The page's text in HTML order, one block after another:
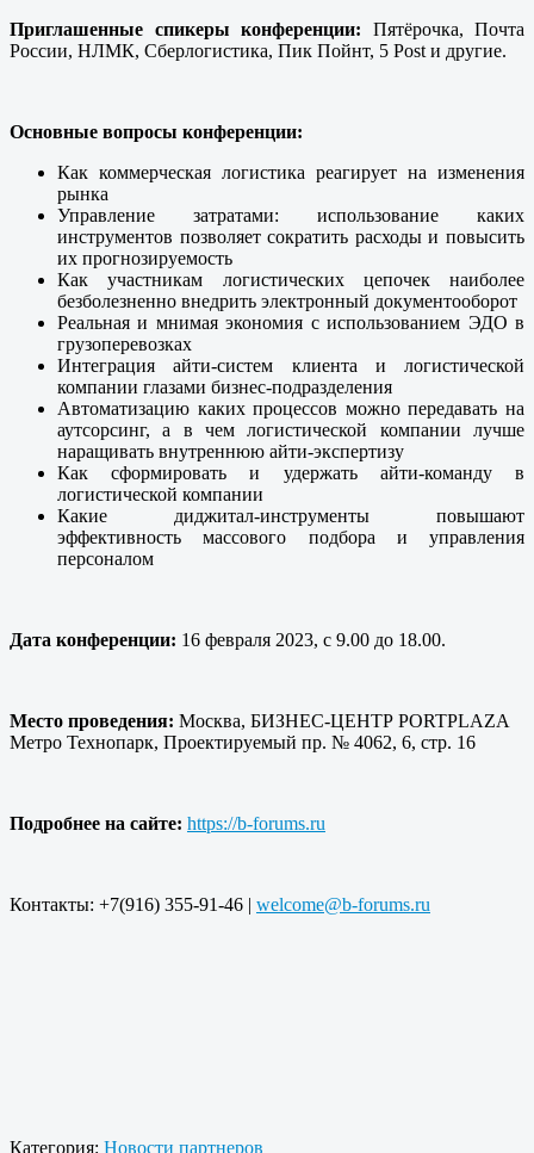
Приглашенные спикеры конференции: Пятёрочка, Почта
России, НЛМК, Сберлогистика, Пик Пойнт, 5 Post и другие.
Основные вопросы конференции:
Как коммерческая логистика реагирует на изменения
рынка
Управление затратами: использование каких
инструментов позволяет сократить расходы и повысить
их прогнозируемость
Как участникам логистических цепочек наиболее
безболезненно внедрить электронный документооборот
Реальная и мнимая экономия с использованием ЭДО в
грузоперевозках
Интеграция айти-систем клиента и логистической
компании глазами бизнес-подразделения
Автоматизацию каких процессов можно передавать на
аутсорсинг, а в чем логистической компании лучше
наращивать внутреннюю айти-экспертизу
Как сформировать и удержать айти-команду в
логистической компании
Какие диджитал-инструменты повышают
эффективность массового подбора и управления
персоналом
Дата конференции: 16 февраля 2023, с 9.00 до 18.00.
Место проведения: Москва, БИЗНЕС-ЦЕНТР PORTPLAZA
Метро Технопарк, Проектируемый пр. № 4062, 6, стр. 16
Подробнее на сайте: https://b-forums.ru
Контакты: +7(916) 355-91-46 | welcome@b-forums.ru
Категория: Новости партнеров